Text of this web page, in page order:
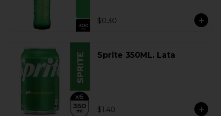
$0.30
Sprite 350ML. Lata
$1.40